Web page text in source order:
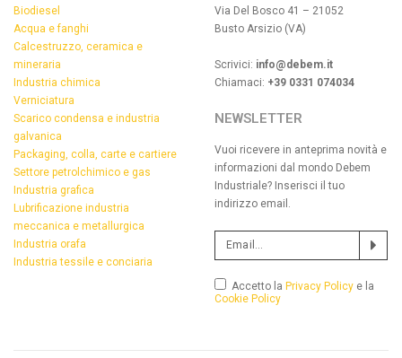
Biodiesel
Acqua e fanghi
Calcestruzzo, ceramica e
mineraria
Industria chimica
Verniciatura
Scarico condensa e industria
galvanica
Packaging, colla, carte e cartiere
Settore petrolchimico e gas
Industria grafica
Lubrificazione industria
meccanica e metallurgica
Industria orafa
Industria tessile e conciaria
Via Del Bosco 41 – 21052
Busto Arsizio (VA)
Scrivici: info@debem.it
Chiamaci: +39 0331 074034
NEWSLETTER
Vuoi ricevere in anteprima novità e
informazioni dal mondo Debem
Industriale? Inserisci il tuo
indirizzo email.
Accetto la Privacy Policy e la
Cookie Policy